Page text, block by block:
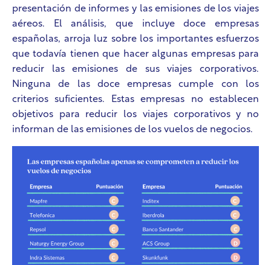
presentación de informes y las emisiones de los viajes
aéreos. El análisis, que incluye doce empresas
españolas, arroja luz sobre los importantes esfuerzos
que todavía tienen que hacer algunas empresas para
reducir las emisiones de sus viajes corporativos.
Ninguna de las doce empresas cumple con los
criterios suficientes. Estas empresas no establecen
objetivos para reducir los viajes corporativos y no
informan de las emisiones de los vuelos de negocios.